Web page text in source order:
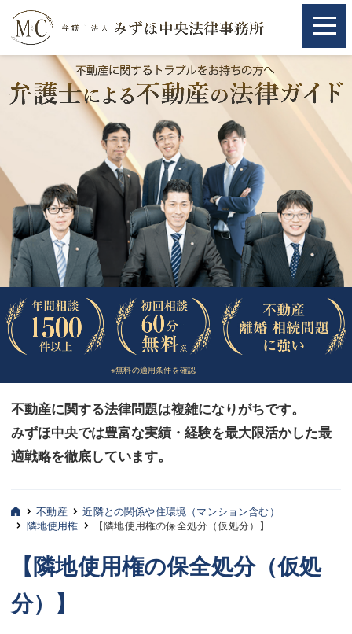
取扱分野
相続・遺言
離婚（夫婦間トラブル）
企業法務
労働問題（解雇，残業等）
刑事弁護
交通事故
法律相談など（その他）
お客様へ
みずほ中央の特長・形式編
三平 聡史
酒井 博之
※無料の適用条件を確認
不動産に関する法律問題は複雑になりがちです。
みずほ中央では豊富な実績・経験を最大限活かした最
適戦略を徹底しています。
取扱分野
相続・遺言
離婚（夫婦間トラブル）
企業法務
労働問題（解雇，残業等）
刑事弁護
交通事故
法律相談など（その他）
お客様へ
みずほ中央の特長・形式編
三平 聡史
酒井 博之
不動産
近隣との関係や住環境（マンション含む）
隣地使用権
【隣地使用権の保全処分（仮処分）】
【隣地使用権の保全処分（仮処
分）】